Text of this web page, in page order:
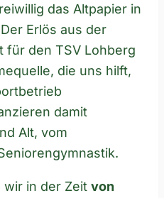
das Altpapier in
Erlös aus der
für den TSV Lohberg
die uns hilft,
damit
Alt, vom
wir in der Zeit von